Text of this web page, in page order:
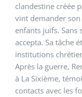
clandestine créée
vint demander son
enfants juifs. Sans
accepta. Sa tâche
institutions
Après la guerre,
à La Sixième,
contacts avec les